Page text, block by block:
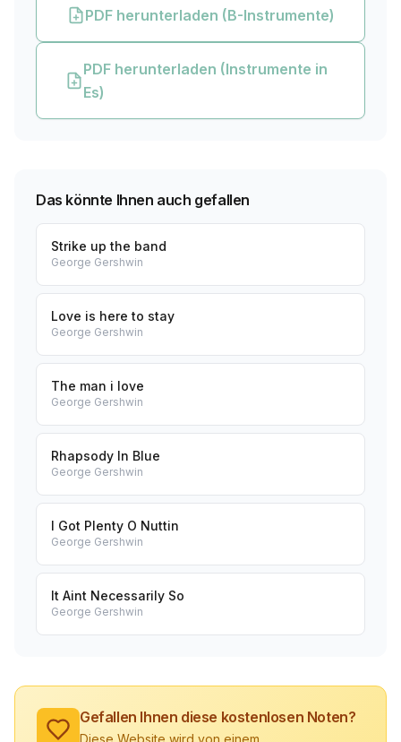
PDF herunterladen (B-Instrumente)
PDF herunterladen (Instrumente in
Es)
Das könnte Ihnen auch gefallen
Strike up the band
George Gershwin
Love is here to stay
George Gershwin
The man i love
George Gershwin
Rhapsody In Blue
George Gershwin
I Got Plenty O Nuttin
George Gershwin
It Aint Necessarily So
George Gershwin
Gefallen Ihnen diese kostenlosen Noten?
Diese Website wird von einem